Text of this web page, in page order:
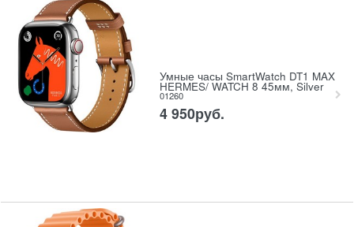
Умные часы SmartWatch DT1 MAX
HERMES/ WATCH 8 45мм, Silver
01260
4 950руб.